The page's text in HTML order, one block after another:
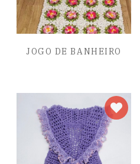
JOGO DE BANHEIRO